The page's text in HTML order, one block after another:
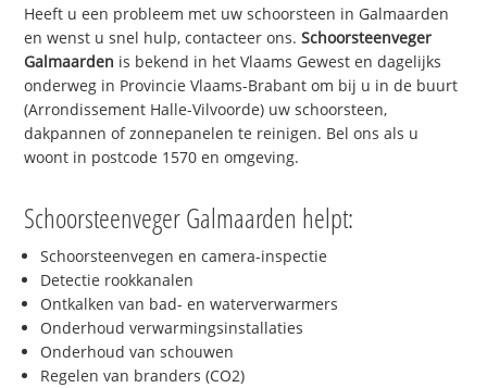
Heeft u een probleem met uw schoorsteen in Galmaarden
en wenst u snel hulp, contacteer ons.Schoorsteenveger
Galmaarden is bekend in het Vlaams Gewest en dagelijks
onderweg in Provincie Vlaams-Brabant om bij u in de buurt
(Arrondissement Halle-Vilvoorde) uw schoorsteen,
dakpannen of zonnepanelen te reinigen. Bel ons als u
woont in postcode 1570 en omgeving.
Schoorsteenveger Galmaarden helpt:
Schoorsteenvegen en camera-inspectie
Detectie rookkanalen
Ontkalken van bad- en waterverwarmers
Onderhoud verwarmingsinstallaties
Onderhoud van schouwen
Regelen van branders (CO2)